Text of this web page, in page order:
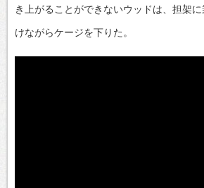
き上がることができないウッドは、担架
けながらケージを下りた。